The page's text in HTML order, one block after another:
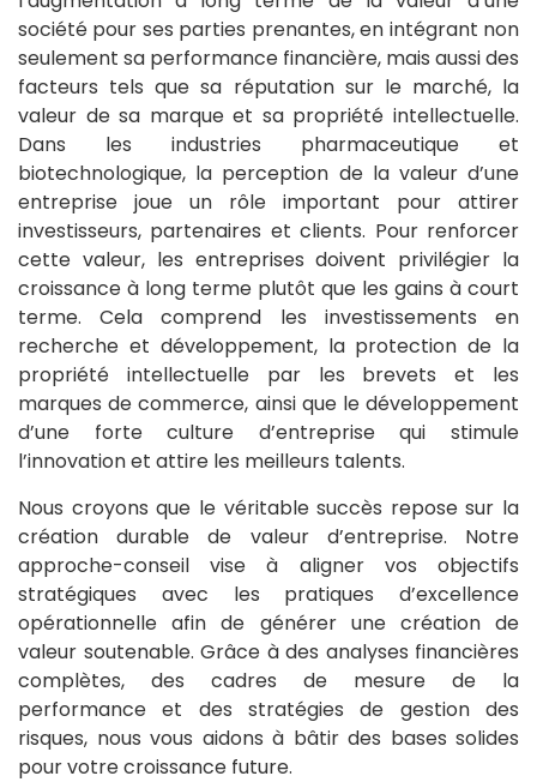
société pour ses parties prenantes, en intégrant non
seulement sa performance financière, mais aussi des
facteurs tels que sa réputation sur le marché, la
valeur de sa marque et sa propriété intellectuelle.
Dans les industries pharmaceutique et
biotechnologique, la perception de la valeur d’une
entreprise joue un rôle important pour attirer
investisseurs, partenaires et clients. Pour renforcer
cette valeur, les entreprises doivent privilégier la
croissance à long terme plutôt que les gains à court
terme. Cela comprend les investissements en
recherche et développement, la protection de la
propriété intellectuelle par les brevets et les
marques de commerce, ainsi que le développement
d’une forte culture d’entreprise qui stimule
l’innovation et attire les meilleurs talents.
Nous croyons que le véritable succès repose sur la
création durable de valeur d’entreprise. Notre
approche-conseil vise à aligner vos objectifs
stratégiques avec les pratiques d’excellence
opérationnelle afin de générer une création de
valeur soutenable. Grâce à des analyses financières
complètes, des cadres de mesure de la
performance et des stratégies de gestion des
risques, nous vous aidons à bâtir des bases solides
pour votre croissance future.